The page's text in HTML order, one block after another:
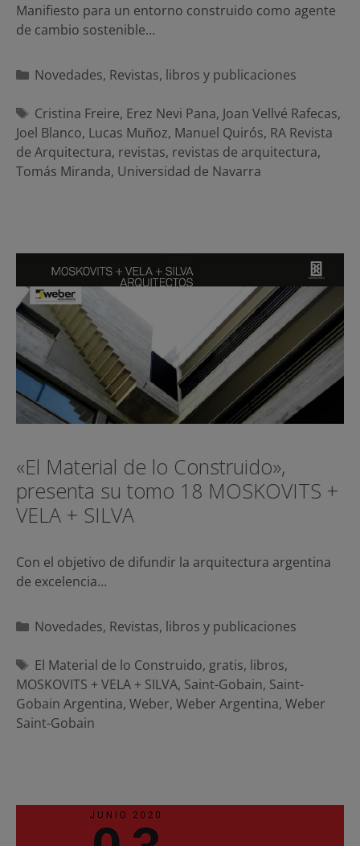
Manifiesto para un entorno construido como agente
de cambio sostenible…
Categorías
Novedades, Revistas, libros y publicaciones
Etiquetas
Cristina Freire, Erez Nevi Pana, Joan Vellvé Rafecas,
Joel Blanco, Lucas Muñoz, Manuel Quirós, RA Revista
de Arquitectura, revistas, revistas de arquitectura,
Tomás Miranda, Universidad de Navarra
«El Material de lo Construido»,
presenta su tomo 18 MOSKOVITS +
VELA + SILVA
Con el objetivo de difundir la arquitectura argentina
de excelencia…
Categorías
Novedades, Revistas, libros y publicaciones
Etiquetas
El Material de lo Construido, gratis, libros,
MOSKOVITS + VELA + SILVA, Saint-Gobain, Saint-
Gobain Argentina, Weber, Weber Argentina, Weber
Saint-Gobain